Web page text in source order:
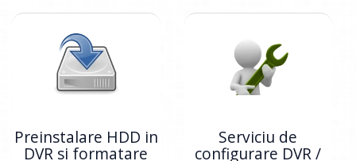
Preinstalare HDD in
DVR si formatare
Serviciu de
configurare DVR /